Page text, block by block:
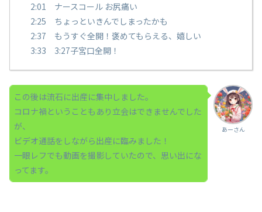
2:01 ナースコール お尻痛い
2:25 ちょっといきんでしまったかも
2:37 もうすぐ全開！褒めてもらえる、嬉しい
3:33 3:27子宮口全開！
あーさん
この後は流石に出産に集中しました。
コロナ禍ということもあり立会はできませんでした
が、
ビデオ通話をしながら出産に臨みました！
一眼レフでも動画を撮影していたので、思い出にな
ってます。